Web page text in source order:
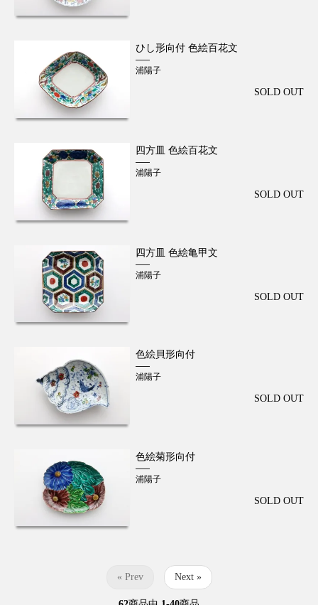
ひし形向付 色絵百花文
浦陽子
SOLD OUT
四方皿 色絵百花文
浦陽子
SOLD OUT
四方皿 色絵亀甲文
浦陽子
SOLD OUT
色絵貝形向付
浦陽子
SOLD OUT
色絵菊形向付
浦陽子
SOLD OUT
« Prev Next »